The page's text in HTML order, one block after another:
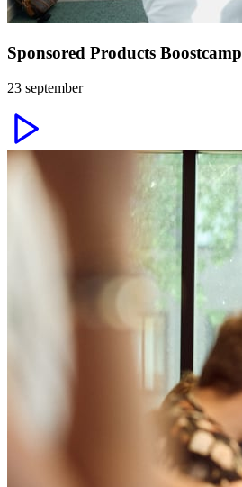
Sponsored Products Boostcamp
23 september